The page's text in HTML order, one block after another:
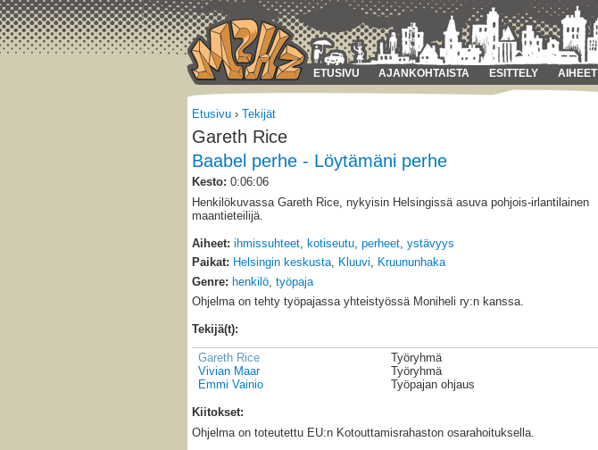
ETUSIVU AJANKOHTAISTA ESITTELY AIHEET
Etusivu › Tekijät
Gareth Rice
Baabel perhe - Löytämäni perhe
Kesto: 0:06:06
Henkilökuvassa Gareth Rice, nykyisin Helsingissä asuva pohjois-irlantilainen
maantieteilijä.
Aiheet: ihmissuhteet kotiseutu perheet ystävyys
Paikat: Helsingin keskusta, Kluuvi, Kruununhaka
Genre: henkilö työpaja
Ohjelma on tehty työpajassa yhteistyössä Moniheli ry:n kanssa.
Tekijä(t):
Gareth Rice
Vivian Maar
Emmi Vainio
Työryhmä
Työryhmä
Työpajan ohjaus
Kiitokset:
Ohjelma on toteutettu EU:n Kotouttamisrahaston osarahoituksella.